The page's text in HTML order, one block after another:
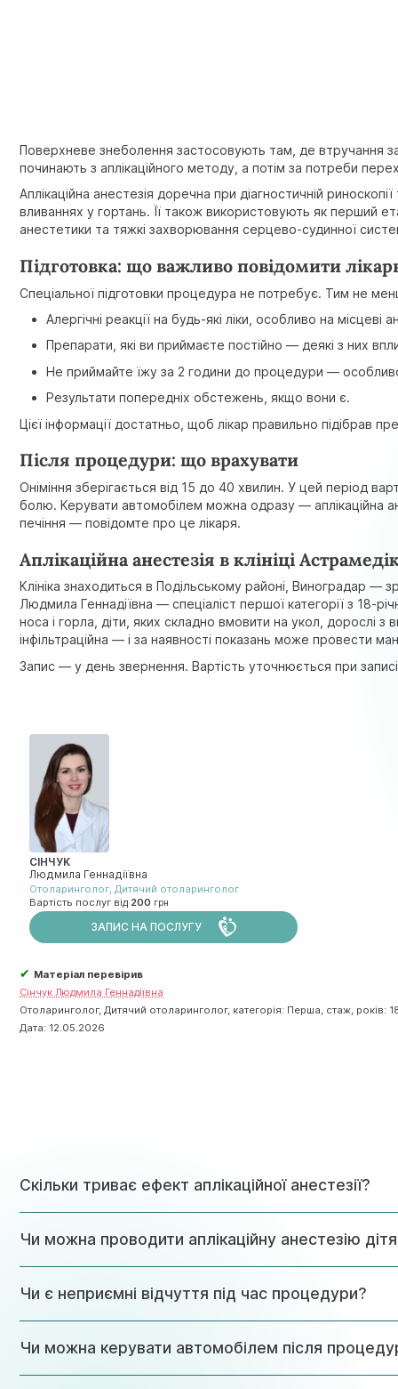
Поверхневе знеболення застосовують там, де втручання
починають з аплікаційного методу, а потім за потреби
Аплікаційна анестезія доречна при діагностичній
вливаннях у гортань. Її також використовують як перший
анестетики та тяжкі захворювання серцево-судинної
Підготовка: що важливо повідомити
Спеціальної підготовки процедура не потребує. Тим не
Алергічні реакції на будь-які ліки, особливо на місцеві
Препарати, які ви приймаєте постійно — деякі з них
Не приймайте їжу за 2 години до процедури —
Результати попередніх обстежень, якщо вони є.
Цієї інформації достатньо, щоб лікар правильно підібрав
Після процедури: що врахувати
Оніміння зберігається від 15 до 40 хвилин. У цей період
болю. Керувати автомобілем можна одразу — аплікаційна
печіння — повідомте про це лікаря.
Аплікаційна анестезія в клініці
Клініка знаходиться в Подільському районі, Виноградар
Людмила Геннадіївна — спеціаліст першої категорії з 18-
носа і горла, діти, яких складно вмовити на укол, дорослі
інфільтраційна — і за наявності показань може провести
Запис — у день звернення. Вартість уточнюється при
СІНЧУК
Людмила Геннадіївна
Отоларинголог,Дитячий отоларинголог
Вартість послуг від 200
ЗАПИС НА ПОСЛУГУ
✔ Матеріал перевірив
Сінчук Людмила Геннадіївна
Отоларинголог, Дитячий отоларинголог, категорія: Перша, стаж, років:
Дата: 12.05.2026
Скільки триває ефект аплікаційної анестезії?
Чи можна проводити аплікаційну анестезію
Чи є неприємні відчуття під час процедури?
Чи можна керувати автомобілем після